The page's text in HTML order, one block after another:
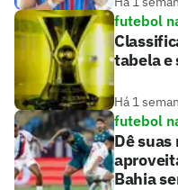
futebol
tabela e
Há 1
futebol
Dê
Bahia